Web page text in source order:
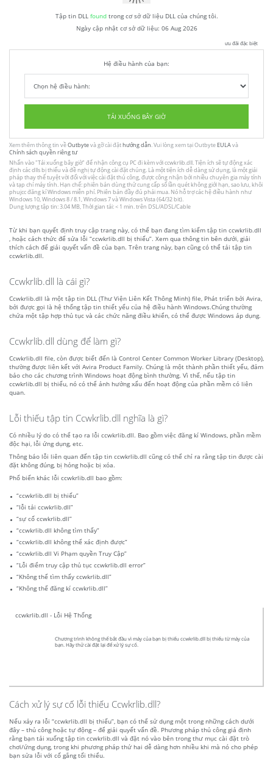
Tập tin DLL foundtrong cơ sở dữ liệu DLL của chúng tôi.
Ngày cập nhật cơ sở dữ liệu: 06 Aug 2026
ưu đãi đặc biệt
Hệ điều hành của bạn:
TẢI XUỐNG BÂY GIỜ
Xem thêm thông tin vềOutbytevà gỡ cài đặthướng dẫn. Vui lòng xem tại Outbyte EULAvà
Chính sách quyền riêng tư
Nhấn vào"Tải xuống bây giờ" để nhận công cụ PC đi kèm với ccwkrlib.dll. Tiện ích sẽ tự động xác
định các dlls bị thiếu và đề nghị tự động cài đặt chúng. Là một tiện ích dễ dàng sử dụng, là một giải
pháp thay thế tuyệt vời đối với việc cài đặt thủ công, được công nhận bởi nhiều chuyên gia máy tính
và tạp chí máy tính. Hạn chế: phiên bản dùng thử cung cấp số lần quét không giới hạn, sao lưu, khôi
phujcc đăng kí Windows miễn phí. Phiên bản đầy đủ phải mua. Nó hỗ trợ các hệ điều hành như
Windows 10, Windows 8 / 8.1, Windows 7 và Windows Vista (64/32 bit).
Dung lượng tập tin: 3.04 MB, Thời gian tải: < 1 min. trên DSL/ADSL/Cable
Từ khi bạn quyết định truy cập trang này, có thể bạn đang tìm kiếm tập tin ccwkrlib.dll
, hoặc cách thức để sửa lỗi “ccwkrlib.dll bị thiếu”. Xem qua thông tin bên dưới, giải
thích cách để giải quyết vấn đề của bạn. Trên trang này, bạn cũng có thể tải tập tin
ccwkrlib.dll.
Ccwkrlib.dll là cái gì?
Ccwkrlib.dll là một tập tin DLL (Thư Viện Liên Kết Thông Minh) file, Phát triển bởi Avira,
bởi được gọi là hệ thống tập tin thiết yếu của hệ điều hành Windows.Chúng thường
chứa một tập hợp thủ tục và các chức năng điều khiển, có thể được Windows áp dụng.
Ccwkrlib.dll dùng để làm gì?
Ccwkrlib.dll file, còn được biết đến là Control Center Common Worker Library (Desktop),
thường được liên kết với Avira Product Family. Chúng là một thành phần thiết yếu, đảm
bảo cho các chương trình Windows hoạt động bình thường. Vì thế, nếu tập tin
ccwkrlib.dll bị thiếu, nó có thể ảnh hưởng xấu đến hoạt động của phần mềm có liên
quan.
Lỗi thiếu tập tin Ccwkrlib.dll nghĩa là gì?
Có nhiều lý do có thể tạo ra lỗi ccwkrlib.dll. Bao gồm việc đăng kí Windows, phần mềm
độc hại, lỗi ứng dụng, etc.
Thông báo lỗi liên quan đến tập tin ccwkrlib.dll cũng có thể chỉ ra rằng tập tin được cài
đặt không đúng, bị hỏng hoặc bị xóa.
Phổ biến khác lỗi ccwkrlib.dll bao gồm:
“ccwkrlib.dll bị thiếu”
“lỗi tải ccwkrlib.dll”
“sự cố ccwkrlib.dll”
“ccwkrlib.dll không tìm thấy”
“ccwkrlib.dll không thể xác định được”
“ccwkrlib.dll Vi Phạm quyền Truy Cập”
“Lỗi điểm truy cập thủ tục ccwkrlib.dll error”
“Không thể tìm thấy ccwkrlib.dll”
“Không thể đăng kí ccwkrlib.dll”
ccwkrlib.dll - Lỗi Hệ Thống
Chương trình không thể bắt đầu vì máy của bạn bị thiếu ccwkrlib.dll bị thiếu từ máy của
bạn. Hãy thử cài đặt lại để xử lý sự cố.
Cách xử lý sự cố lỗi thiếu Ccwkrlib.dll?
Nếu xảy ra lỗi “ccwkrlib.dll bị thiếu”, bạn có thể sử dụng một trong những cách dưới
đây – thủ công hoặc tự động – để giải quyết vấn đề. Phương pháp thủ công giả định
rằng bạn tải xuống tập tin ccwkrlib.dll và đặt nó vào bên trong thư mục cài đặt trò
chơi/ứng dụng, trong khi phương pháp thứ hai dễ dàng hơn nhiều khi mà nó cho phép
bạn sửa lỗi với cố gắng tối thiểu.